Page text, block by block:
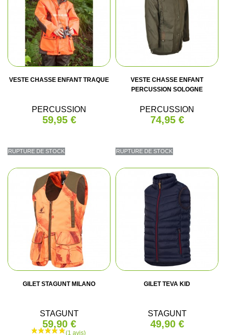
VESTE CHASSE ENFANT TRAQUE
PERCUSSION
59,95 €
RUPTURE DE STOCK
VESTE CHASSE ENFANT
PERCUSSION SOLOGNE
PERCUSSION
74,95 €
RUPTURE DE STOCK
GILET STAGUNT MILANO
STAGUNT
59,90 €
GILET TEVA KID
STAGUNT
49,90 €